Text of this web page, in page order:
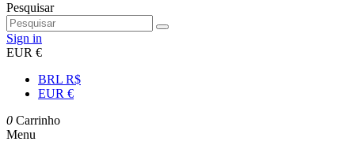
Pesquisar
Sign in
EUR €
BRL R$
EUR €
0 Carrinho
Menu